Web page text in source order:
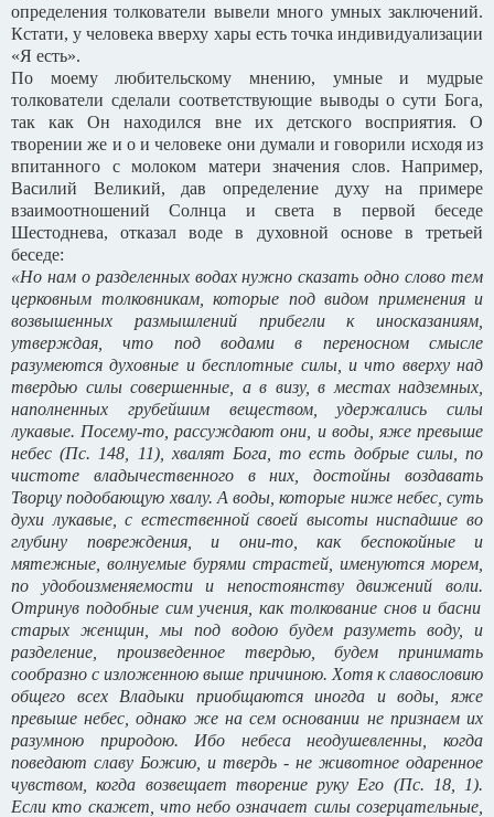
определения толкователи вывели много умных заключений.
Кстати, у человека вверху хары есть точка индивидуализации
«Я есть».
По моему любительскому мнению, умные и мудрые
толкователи сделали соответствующие выводы о сути Бога,
так как Он находился вне их детского восприятия. О
творении же и о и человеке они думали и говорили исходя из
впитанного с молоком матери значения слов. Например,
Василий Великий, дав определение духу на примере
взаимоотношений Солнца и света в первой беседе
Шестоднева, отказал воде в духовной основе в третьей
беседе:
«Но нам о разделенных водах нужно сказать одно слово тем
церковным толковникам, которые под видом применения и
возвышенных размышлений прибегли к иносказаниям,
утверждая, что под водами в переносном смысле
разумеются духовные и бесплотные силы, и что вверху над
твердью силы совершенные, а в визу, в местах надземных,
наполненных грубейшим веществом, удержались силы
лукавые. Посему-то, рассуждают они, и воды, яже превыше
небес (Пс. 148, 11), хвалят Бога, то есть добрые силы, по
чистоте владычественного в них, достойны воздавать
Творцу подобающую хвалу. А воды, которые ниже небес, суть
духи лукавые, с естественной своей высоты ниспадшие во
глубину повреждения, и они-то, как беспокойные и
мятежные, волнуемые бурями страстей, именуются морем,
по удобоизменяемости и непостоянству движений воли.
Отринув подобные сим учения, как толкование снов и басни
старых женщин, мы под водою будем разуметь воду, и
разделение, произведенное твердью, будем принимать
сообразно с изложенною выше причиною. Хотя к славословию
общего всех Владыки приобщаются иногда и воды, яже
превыше небес, однако же на сем основании не признаем их
разумною природою. Ибо небеса неодушевленны, когда
поведают славу Божию, и твердь - не животное одаренное
чувством, когда возвещает творение руку Его (Пс. 18, 1).
Если кто скажет, что небо означает силы созерцательные,